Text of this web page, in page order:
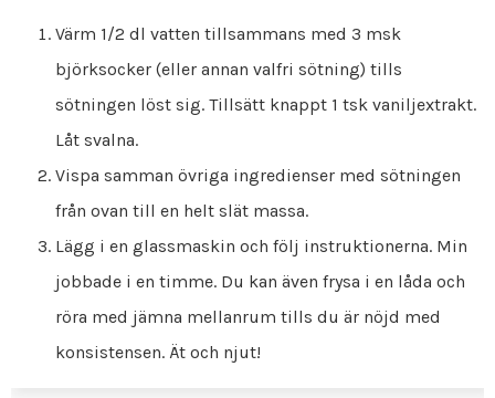
Värm 1/2 dl vatten tillsammans med 3 msk
björksocker (eller annan valfri sötning) tills
sötningen löst sig. Tillsätt knappt 1 tsk vaniljextrakt.
Låt svalna.
Vispa samman övriga ingredienser med sötningen
från ovan till en helt slät massa.
Lägg i en glassmaskin och följ instruktionerna. Min
jobbade i en timme. Du kan även frysa i en låda och
röra med jämna mellanrum tills du är nöjd med
konsistensen. Ät och njut!